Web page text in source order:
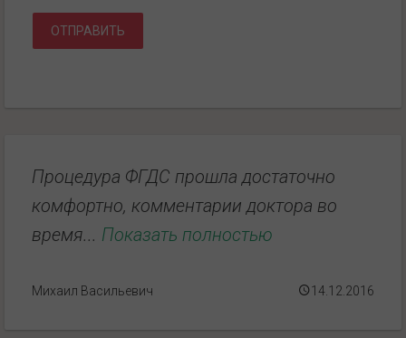
ОТПРАВИТЬ
Процедура ФГДС прошла достаточно
комфортно, комментарии доктора во
время... Показать полностью
Михаил Васильевич 14.12.2016